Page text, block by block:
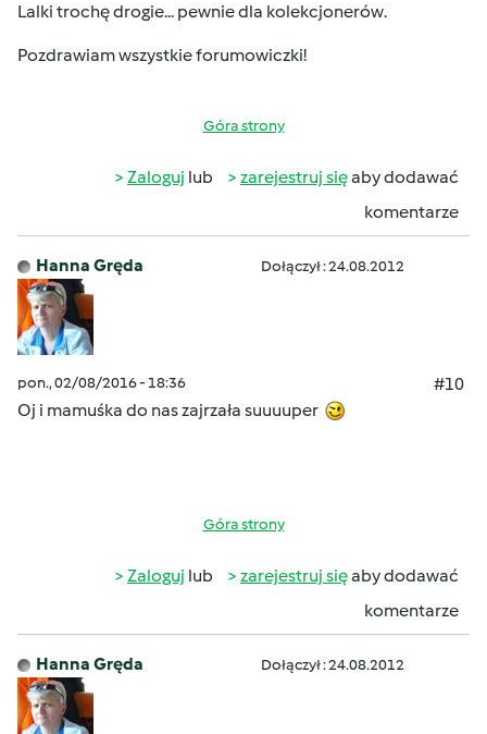
Lalki trochę drogie... pewnie dla kolekcjonerów.
Pozdrawiam wszystkie forumowiczki!
Góra strony
Zaloguj lub zarejestruj sięaby dodawać
komentarze
Hanna Gręda Dołączył : 24.08.2012
pon., 02/08/2016 - 18:36
#10
Oj i mamuśka do nas zajrzała suuuuper
Góra strony
Zaloguj lub zarejestruj sięaby dodawać
komentarze
Hanna Gręda Dołączył : 24.08.2012